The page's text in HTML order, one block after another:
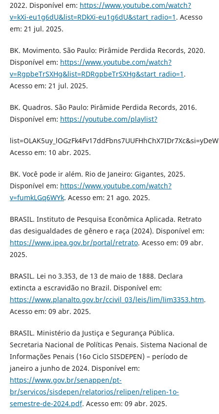
2022. Disponível em: https://www.youtube.com/watch?
v=kXi-eu1g6dU&list=RDkXi-eu1g6dU&start_radio=1 . Acesso
em: 21 jul. 2025.
BK. Movimento. São Paulo: Pirâmide Perdida Records, 2020.
Disponível em: https://www.youtube.com/watch?
v=RgpbeTrSXHg&list=RDRgpbeTrSXHg&start_radio=1 .
Acesso em: 21 jul. 2025.
BK. Quadros. São Paulo: Pirâmide Perdida Records, 2016.
Disponível em: https://youtube.com/playlist?
Acesso em: 10 abr. 2025.
BK. Você pode ir além. Rio de Janeiro: Gigantes, 2025.
Disponível em: https://www.youtube.com/watch?
v=fumkLGq6WYk. Acesso em: 21 ago. 2025.
BRASIL. Instituto de Pesquisa Econômica Aplicada. Retrato
das desigualdades de gênero e raça (2024). Disponível em:
https://www.ipea.gov.br/portal/retrato. Acesso em: 09 abr.
2025.
BRASIL. Lei no 3.353, de 13 de maio de 1888. Declara
extincta a escravidão no Brazil. Disponível em:
https://www.planalto.gov.br/ccivil_03/leis/lim/lim3353.htm.
Acesso em: 09 abr. 2025.
BRASIL. Ministério da Justiça e Segurança Pública.
Secretaria Nacional de Políticas Penais. Sistema Nacional de
Informações Penais (16o Ciclo SISDEPEN) – período de
janeiro a junho de 2024. Disponível em:
https://www.gov.br/senappen/pt-
br/servicos/sisdepen/relatorios/relipen/relipen-1o-
semestre-de-2024.pdf. Acesso em: 09 abr. 2025.